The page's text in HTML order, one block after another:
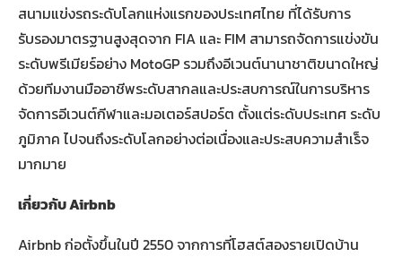
สนามแข่งรถระดับโลกแห่งแรกของประเทศไทย ที่ได้รับการ
รับรองมาตรฐานสูงสุดจาก FIA และ FIM สามารถจัดการแข่งขัน
ระดับพรีเมียร์อย่าง MotoGP รวมถึงอีเวนต์นานาชาติขนาดใหญ่
ด้วยทีมงานมืออาชีพระดับสากลและประสบการณ์ในการบริหาร
จัดการอีเวนต์กีฬาและมอเตอร์สปอร์ต ตั้งแต่ระดับประเทศ ระดับ
ภูมิภาค ไปจนถึงระดับโลกอย่างต่อเนื่องและประสบความสำเร็จ
มากมาย
เกี่ยวกับAirbnb
Airbnb ก่อตั้งขึ้นในปี 2550 จากการที่โฮสต์สองรายเปิดบ้าน